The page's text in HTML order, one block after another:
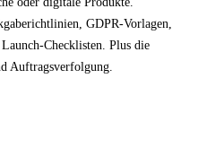
GDPR-Vorlagen,
Checklisten. Plus die
Auftragsverfolgung.